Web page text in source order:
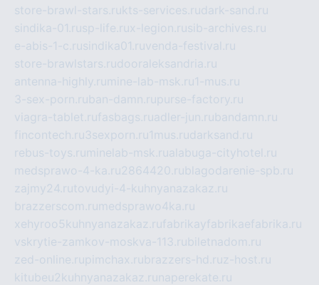
store-brawl-stars.rukts-services.rudark-sand.ru
sindika-01.rusp-life.rux-legion.rusib-archives.ru
e-abis-1-c.rusindika01.ruvenda-festival.ru
store-brawlstars.rudooraleksandria.ru
antenna-highly.ru mine-lab-msk.ru1-mus.ru
3-sex-porn.ruban-damn.rupurse-factory.ru
viagra-tablet.rufasbags.ruadler-jun.rubandamn.ru
fincontech.ru3sexporn.ru1mus.rudarksand.ru
rebus-toys.ru minelab-msk.rualabuga-cityhotel.ru
medsprawo-4-ka.ru2864420.rublagodarenie-spb.ru
zajmy24.rutovudyi-4-kuhnyanazakaz.ru
brazzerscom.ru medsprawo4ka.ru
xehyroo5kuhnyanazakaz.rufabrikayfabrikaefabrika.ru
vskrytie-zamkov-moskva-113.rubiletnadom.ru
zed-online.rupimchax.rubrazzers-hd.ruz-host.ru
kitubeu2kuhnyanazakaz.ru naperekate.ru